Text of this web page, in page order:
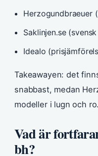
Herzogundbraeuer
Saklinjen.se
Idealo
Takeawayen: det
snabbast, medan
modeller i lugn och ro.
Vad är
bh?